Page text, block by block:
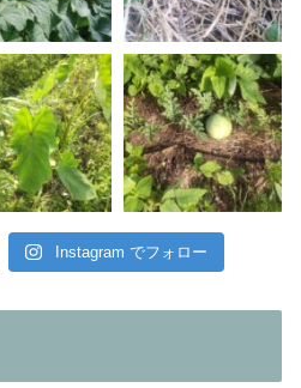
Instagram でフォロー